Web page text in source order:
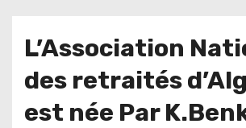
L’Association
des retraités
est née Par